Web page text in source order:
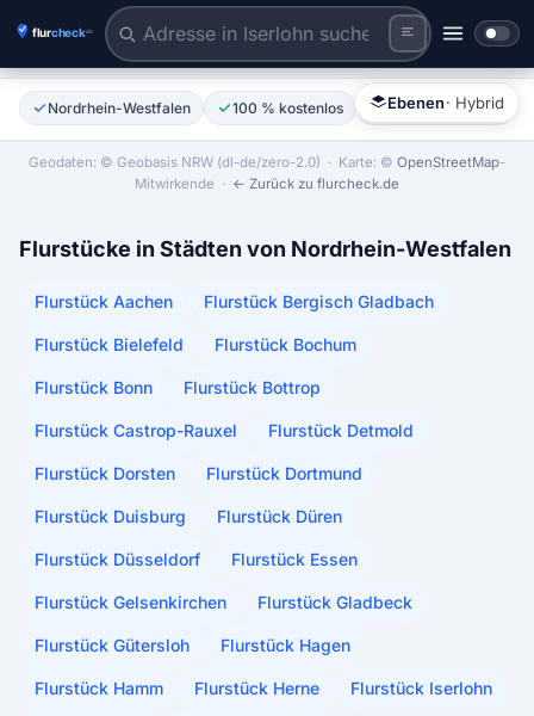
Tiles © Esri | Labels © Esri
Flurstück anklicken
Ebenen· Hybrid
Nordrhein-Westfalen 100 % kostenlos Ohne Anmeldung
Geodaten: © Geobasis NRW (dl-de/zero-2.0) · Karte: © OpenStreetMap-
Mitwirkende · ← Zurück zu flurcheck.de
Flurstücke in Städten von Nordrhein-Westfalen
Flurstück Aachen Flurstück Bergisch Gladbach
Flurstück Bielefeld Flurstück Bochum
Flurstück Bonn Flurstück Bottrop
Flurstück Castrop-Rauxel Flurstück Detmold
Flurstück Dorsten Flurstück Dortmund
Flurstück Duisburg Flurstück Düren
Flurstück Düsseldorf Flurstück Essen
Flurstück Gelsenkirchen Flurstück Gladbeck
Flurstück Gütersloh Flurstück Hagen
Flurstück Hamm Flurstück Herne Flurstück Iserlohn